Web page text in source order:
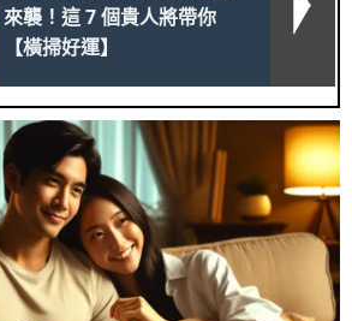
來襲！這 7 個貴人將帶你
【橫掃好運】